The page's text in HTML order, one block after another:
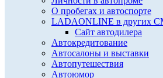
О пробегах и автоспорте
LADAONLINE в других
Сайт автодилера
Автокредитование
Автосалоны и выставки
Автопутешествия
Автоюмор